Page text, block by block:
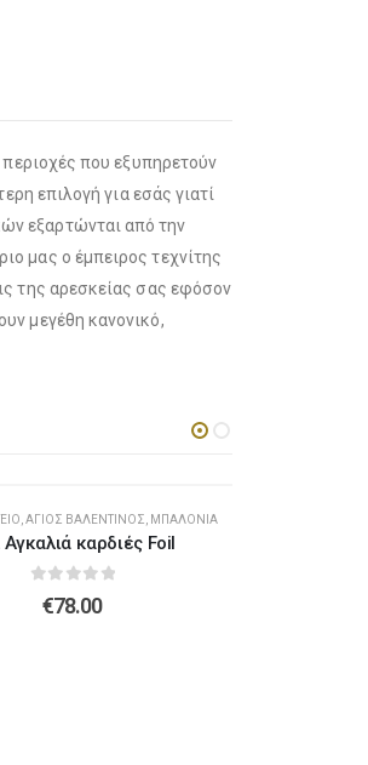
που εξυπηρετούν
επιλογή για εσάς γιατί
εξαρτώνται από την
μας ο έμπειρος τεχνίτης
της αρεσκείας σας εφόσον
μεγέθη κανονικό,
ΆΓΙΟΣ ΒΑΛΕΝΤΊΝΟΣ ΜΠΑΛΌΝΙΑ
καρδιές Foil
out of 5
€78.00